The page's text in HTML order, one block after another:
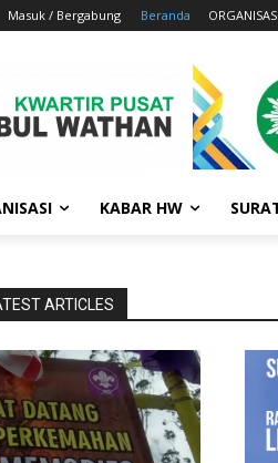
Masuk / Bergabung Beranda ORGANISASI
KABAR HW
ARTICLES